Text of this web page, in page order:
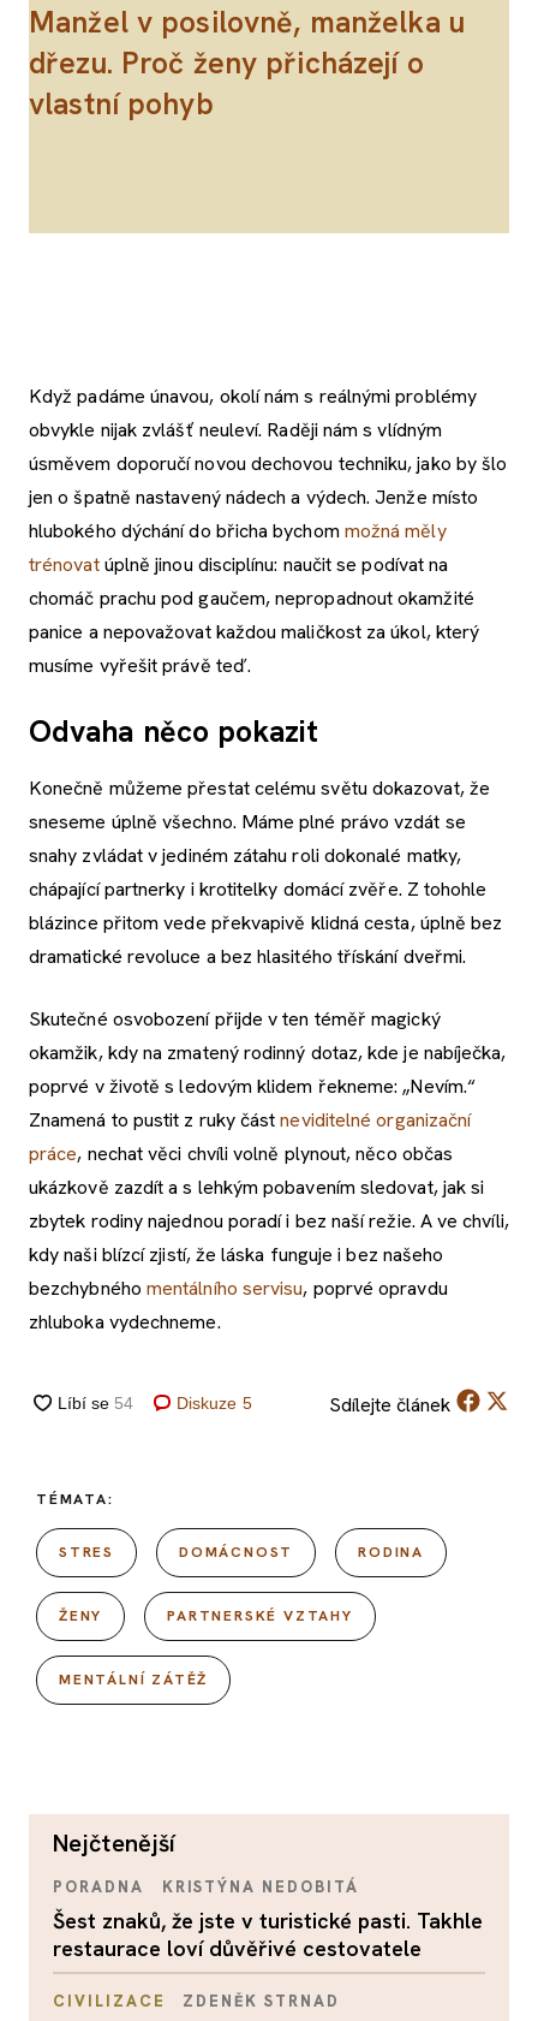
Manžel v posilovně, manželka u
dřezu. Proč ženy přicházejí o
vlastní pohyb
Když padáme únavou, okolí nám s reálnými problémy
obvykle nijak zvlášť neuleví. Raději nám s vlídným
úsměvem doporučí novou dechovou techniku, jako by šlo
jen o špatně nastavený nádech a výdech. Jenže místo
hlubokého dýchání do břicha bychom možná měly
trénovatúplně jinou disciplínu: naučit se podívat na
chomáč prachu pod gaučem, nepropadnout okamžité
panice a nepovažovat každou maličkost za úkol, který
musíme vyřešit právě teď.
Odvaha něco pokazit
Konečně můžeme přestat celému světu dokazovat, že
sneseme úplně všechno. Máme plné právo vzdát se
snahy zvládat v jediném zátahu roli dokonalé matky,
chápající partnerky i krotitelky domácí zvěře. Z tohohle
blázince přitom vede překvapivě klidná cesta, úplně bez
dramatické revoluce a bez hlasitého třískání dveřmi.
Skutečné osvobození přijde v ten téměř magický
okamžik, kdy na zmatený rodinný dotaz, kde je nabíječka,
poprvé v životě s ledovým klidem řekneme: „Nevím.“
Znamená to pustit z ruky částneviditelné organizační
práce, nechat věci chvíli volně plynout, něco občas
ukázkově zazdít a s lehkým pobavením sledovat, jak si
zbytek rodiny najednou poradí i bez naší režie. A ve chvíli,
kdy naši blízcí zjistí, že láska funguje i bez našeho
bezchybného mentálního servisu, poprvé opravdu
zhluboka vydechneme.
Diskuze 5 Sdílejte článek
TÉMATA:
STRES DOMÁCNOST RODINA
ŽENY PARTNERSKÉ VZTAHY
MENTÁLNÍ ZÁTĚŽ
nejčtenější
PORADNA KRISTÝNA NEDOBITÁ
Šest znaků, že jste v turistické pasti. Takhle
restaurace loví důvěřivé cestovatele
CIVILIZACE ZDENĚK STRNAD